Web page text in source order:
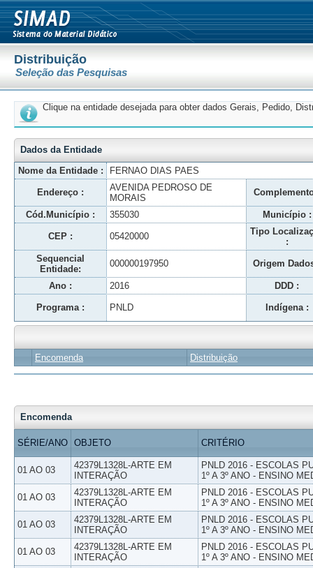
Distribuição
Seleção das Pesquisas
Clique na entidade desejada para obter dados Gerais, Pedido,
Dados da Entidade
Nome da Entidade :
FERNAO DIAS PAES
Endereço :
AVENIDA PEDROSO DE
MORAIS
Cód.Município : 355030 Município :
CEP : 05420000
Tipo
:
Sequencial
Entidade:
000000197950 Origem
Ano : 2016 DDD :
Programa : PNLD Indígena :
Encomenda Distribuição
Encomenda
SÉRIE/ANO OBJETO CRITÉRIO
01 AO 03
42379L1328L-ARTE EM
INTERAÇÃO
PNLD 2016 - ESCOLAS
1º A 3º ANO - ENSINO
01 AO 03
42379L1328L-ARTE EM
INTERAÇÃO
PNLD 2016 - ESCOLAS
1º A 3º ANO - ENSINO
01 AO 03
42379L1328L-ARTE EM
INTERAÇÃO
PNLD 2016 - ESCOLAS
1º A 3º ANO - ENSINO
01 AO 03
42379L1328L-ARTE EM
INTERAÇÃO
PNLD 2016 - ESCOLAS
1º A 3º ANO - ENSINO